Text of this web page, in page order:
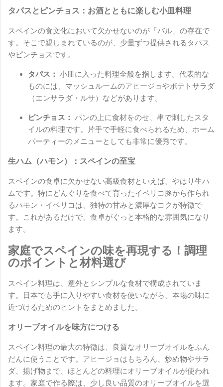
タパスとピンチョス：お酒とともに楽しむ小皿料理
スペインの食文化において欠かせないのが「バル」の存在で
す。そこで親しまれているのが、少量ずつ提供されるタパス
やピンチョスです。
タパス： 小皿に入った料理全般を指します。代表的な
ものには、マッシュルームのアヒージョやポテトサラダ
（エンサラダ・ルサ）などがあります。
ピンチョス： パンの上に食材をのせ、串で刺したスタ
イルの料理です。片手で手軽に食べられるため、ホーム
パーティーのメニューとしても非常に優秀です。
生ハム（ハモン）：スペインの至宝
スペインの食卓に欠かせない高級食材といえば、やはり生ハ
ムです。特にどんぐりを食べて育ったイベリコ豚から作られ
るハモン・イベリコは、独特の甘みと濃厚なコクが特徴で
す。これがあるだけで、食卓がぐっと本格的な雰囲気になり
ます。
家庭でスペインの味を再現する！調理
のポイントと材料選び
スペイン料理は、意外とシンプルな食材で構成されていま
す。日本でも手に入りやすい食材を使いながら、本場の味に
近づけるためのヒントをまとめました。
オリーブオイルを味方につける
スペイン料理の最大の特徴は、良質なオリーブオイルをふん
だんに使うことです。アヒージョはもちろん、炒め物やサラ
ダ、揚げ物まで、ほとんどの料理にオリーブオイルが使われ
ます。家庭で作る際は、少し良い品質のオリーブオイルを選